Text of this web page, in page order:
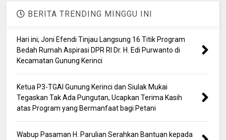
BERITA TRENDING MINGGU INI
Hari ini; Joni Efendi Tinjau Langsung 16 Titik Program
Bedah Rumah Aspirasi DPR RI Dr. H. Edi Purwanto di
Kecamatan Gunung Kerinci
Ketua P3-TGAI Gunung Kerinci dan Siulak Mukai
Tegaskan Tak Ada Pungutan, Ucapkan Terima Kasih
atas Program yang Bermanfaat bagi Petani
Wabup Pasaman H. Parulian Serahkan Bantuan kepada